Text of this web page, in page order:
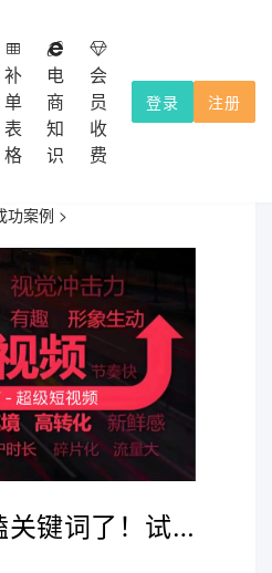
补
单
表
格
电
商
知
识
会
员
收
费
注册
登录
收费的，不提供试用！ 注册会员
会员收费 查看。
功案例 >
直通车别再死磕关键词了！试试超级短视频